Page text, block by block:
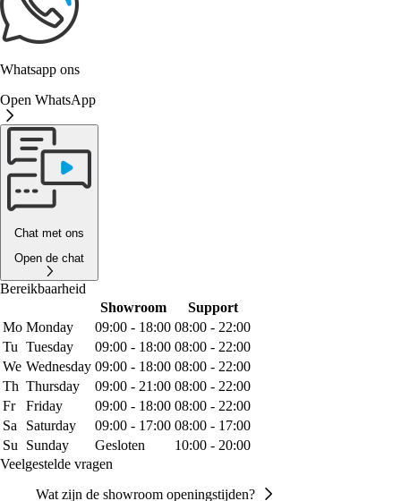
Whatsapp ons
Open WhatsApp
Chat met ons
Open de chat
Bereikbaarheid
Showroom
Support
Mo Monday 09:00 - 18:00 08:00 - 22:00
Tu Tuesday 09:00 - 18:00 08:00 - 22:00
We Wednesday 09:00 - 18:00 08:00 - 22:00
Th Thursday 09:00 - 21:00 08:00 - 22:00
Fr
Friday 09:00 - 18:00 08:00 - 22:00
Sa
Saturday 09:00 - 17:00 08:00 - 17:00
Su
Sunday Gesloten
10:00 - 20:00
Veelgestelde vragen
Wat zijn de showroom openingstijden?